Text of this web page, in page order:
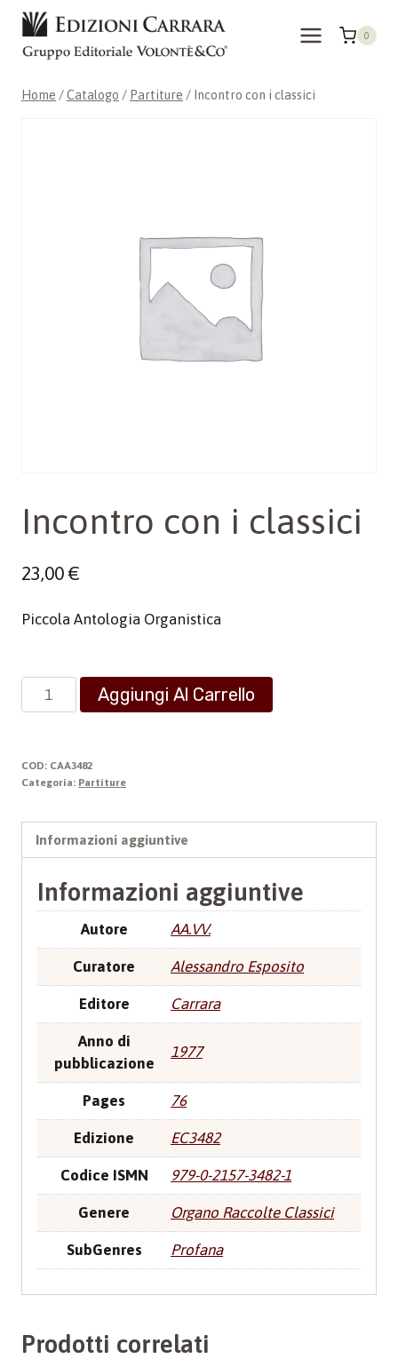
Salta
contenuto
0
Home /Catalogo / Partiture / Incontro con i classici
Incontro con i classici
23,00€
Piccola Antologia Organistica
Incontro
con
classici
quantità
Aggiungi Al Carrello
COD: CAA3482
Categoria: Partiture
Informazioni aggiuntive
Informazioni aggiuntive
Autore AA.VV.
Curatore Alessandro Esposito
Editore Carrara
Anno di
pubblicazione
1977
Pages 76
Edizione EC3482
Codice ISMN 979-0-2157-3482-1
Genere Organo Raccolte Classici
SubGenres Profana
Prodotti correlati